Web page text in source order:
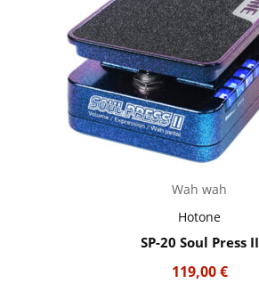
Wah wah
Hotone
SP-20 Soul Press II
119,00€